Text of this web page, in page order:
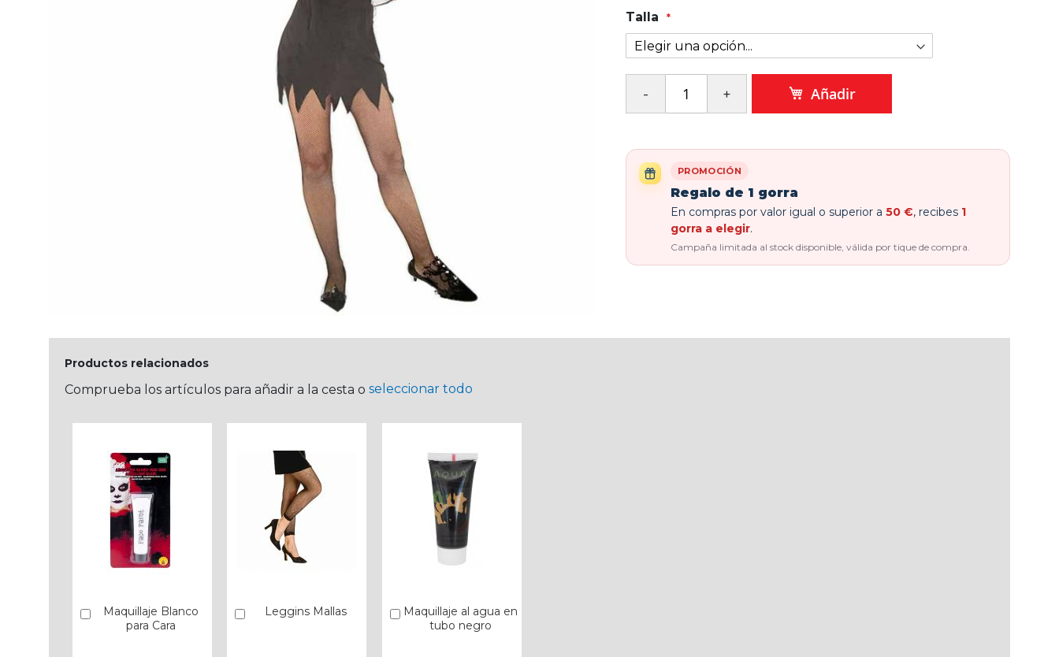
Talla
Añadir
PROMOCIÓN
Regalo de 1 gorra
En compras por valor igual o superior a 50 €, recibes 1
gorra a elegir.
Campaña limitada al stock disponible, válida por tique de compra.
Productos relacionados
Comprueba los artículos para añadir a la cesta o seleccionar todo
Maquillaje Blanco
para Cara
Añadir Leggins Mallas
Añadir
Maquillaje al agua en
tubo negro
Añadir